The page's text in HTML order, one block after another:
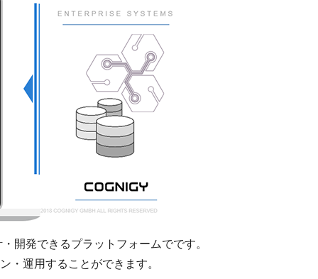
開発できるプラットフォームでです。
運用することができます。